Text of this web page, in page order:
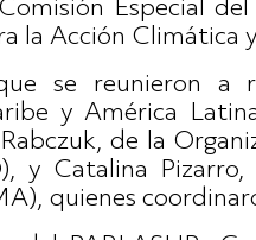
Especial
la Acción Climática
se reunieron a
y América
de la
y Catalina
quienes